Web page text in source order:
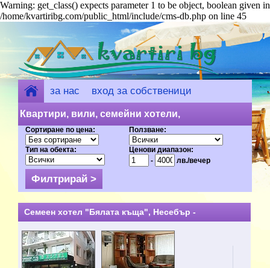
Warning: get_class() expects parameter 1 to be object, boolean given in
/home/kvartiribg.com/public_html/include/cms-db.php on line 45
за нас
вход за собственици
добави обект
Квартири, вили, семейни хотели,
къщи за гости - Несебър (84) на цени
от 1 лв.
Сортиране по цена: Ползване:
Тип на обекта:
Ценови диапазон:
-
лв./вечер
Семеен хотел "Бялата къща", Несебър -
целогодишно